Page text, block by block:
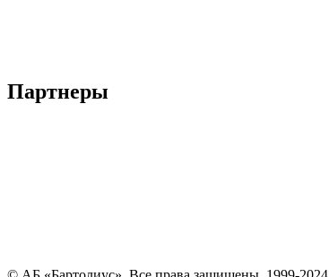
Партнеры